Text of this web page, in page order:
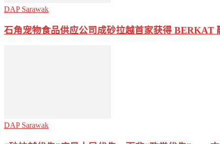
DAP Sarawak
石角宠物食品供应公司成砂拉越首家获得 BERKAT
DAP Sarawak